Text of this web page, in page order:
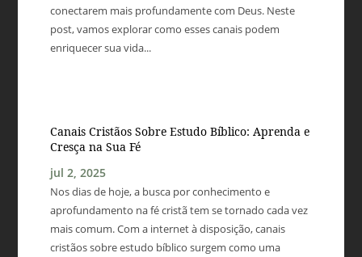
conectarem mais profundamente com Deus. Neste
post, vamos explorar como esses canais podem
enriquecer sua vida...
Canais Cristãos Sobre Estudo Bíblico: Aprenda e
Cresça na Sua Fé
jul 2, 2025
Nos dias de hoje, a busca por conhecimento e
aprofundamento na fé cristã tem se tornado cada vez
mais comum. Com a internet à disposição, canais
cristãos sobre estudo bíblico surgem como uma